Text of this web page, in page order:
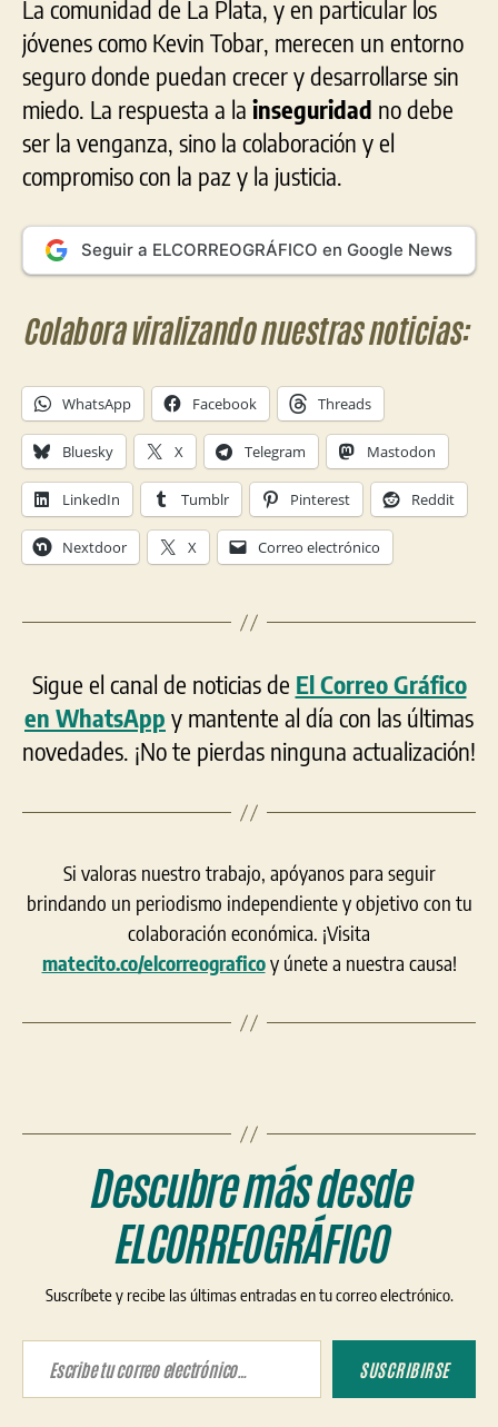
La comunidad de La Plata, y en particular los
jóvenes como Kevin Tobar, merecen un entorno
seguro donde puedan crecer y desarrollarse sin
miedo. La respuesta a la inseguridad no debe
ser la venganza, sino la colaboración y el
compromiso con la paz y la justicia.
Seguir a ELCORREOGRÁFICO en Google News
Colabora viralizando nuestras noticias:
WhatsApp Facebook Threads
Bluesky X Telegram Mastodon
LinkedIn Tumblr Pinterest Reddit
Nextdoor X Correo electrónico
Sigue el canal de noticias de El Correo Gráfico
en WhatsApp y mantente al día con las últimas
novedades. ¡No te pierdas ninguna actualización!
Si valoras nuestro trabajo, apóyanos para seguir
brindando un periodismo independiente y objetivo con tu
colaboración económica. ¡Visita
matecito.co/elcorreograficoy únete a nuestra causa!
Descubre más desde
ELCORREOGRÁFICO
Suscríbete y recibe las últimas entradas en tu correo electrónico.
Escribe tu correo electrónico…
SUSCRIBIRSE